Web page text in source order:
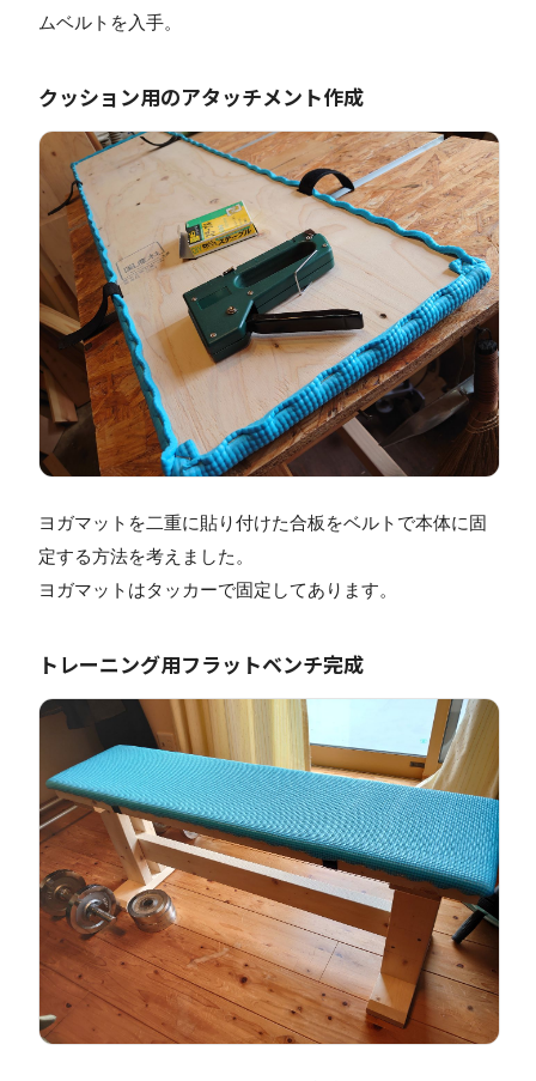
ムベルトを入手。
クッション用のアタッチメント作成
ヨガマットを二重に貼り付けた合板をベルトで本体に固
定する方法を考えました。
ヨガマットはタッカーで固定してあります。
トレーニング用フラットベンチ完成